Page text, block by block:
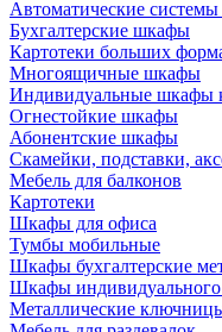
Автоматические
Бухгалтерские шкафы
Картотеки больших
Многоящичные шкафы
Индивидуальные шкафы
Огнестойкие шкафы
Абонентские шкафы
Скамейки, подставки,
Мебель для балконов
Картотеки
Шкафы для офиса
Тумбы мобильные
Шкафы бухгалтерские
Шкафы индивидуального
Металлические